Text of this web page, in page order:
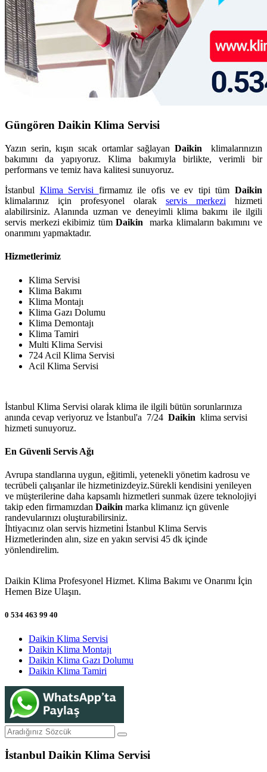
Güngören Daikin Klima Servisi
Yazın serin, kışın sıcak ortamlar sağlayan Daikin klimalarınızın
bakımını da yapıyoruz. Klima bakımıyla birlikte, verimli bir
performans ve temiz hava kalitesi sunuyoruz.
İstanbul Klima Servisi firmamız ile ofis ve ev tipi tümDaikin
klimalarınız için profesyonel olarak servis merkezi hizmeti
alabilirsiniz. Alanında uzman ve deneyimli klima bakımı ile ilgili
servis merkezi ekibimiz tümDaikinmarka klimaların bakımını ve
onarımını yapmaktadır.
Hizmetlerimiz
Klima Servisi
Klima Bakımı
Klima Montajı
Klima Gazı Dolumu
Klima Demontajı
Klima Tamiri
Multi Klima Servisi
724 Acil Klima Servisi
Acil Klima Servisi
İstanbul Klima Servisi olarak klima ile ilgili bütün sorunlarınıza
anında cevap veriyoruz ve İstanbul'a 7/24 Daikin klima servisi
hizmeti sunuyoruz.
En Güvenli Servis Ağı
Avrupa standlarına uygun, eğitimli, yetenekli yönetim kadrosu ve
tecrübeli çalışanlar ile hizmetinizdeyiz.Sürekli kendisini yenileyen
ve müşterilerine daha kapsamlı hizmetleri sunmak üzere teknolojiyi
takip eden firmamızdan Daikin marka klimanız içn güvenle
randevularınızı oluşturabilirsiniz.
İhtiyacınız olan servis hizmetini İstanbul Klima Servis
Hizmetlerinden alın, size en yakın servisi 45 dk içinde
yönlendirelim.
Daikin Klima Profesyonel Hizmet. Klima Bakımı ve Onarımı İçin
Hemen Bize Ulaşın.
0 534 463 99 40
Daikin Klima Servisi
Daikin Klima Montajı
Daikin Klima Gazı Dolumu
Daikin Klima Tamiri
İstanbul Daikin Klima Servisi